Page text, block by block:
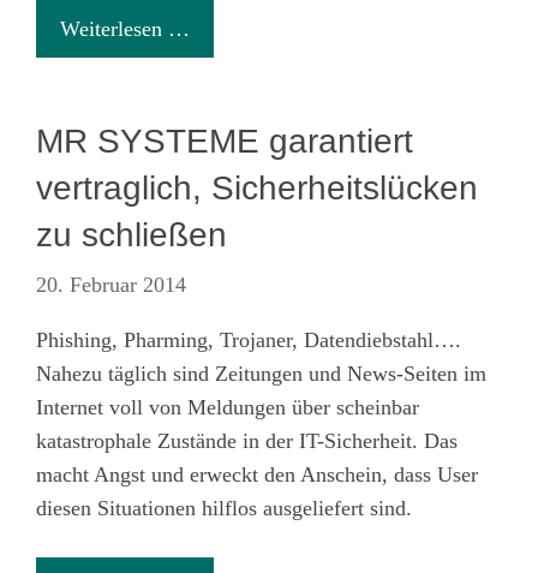
Weiterlesen …
MR SYSTEME garantiert
vertraglich, Sicherheitslücken
zu schließen
20. Februar 2014
Phishing, Pharming, Trojaner, Datendiebstahl….
Nahezu täglich sind Zeitungen und News-Seiten im
Internet voll von Meldungen über scheinbar
katastrophale Zustände in der IT-Sicherheit. Das
macht Angst und erweckt den Anschein, dass User
diesen Situationen hilflos ausgeliefert sind.